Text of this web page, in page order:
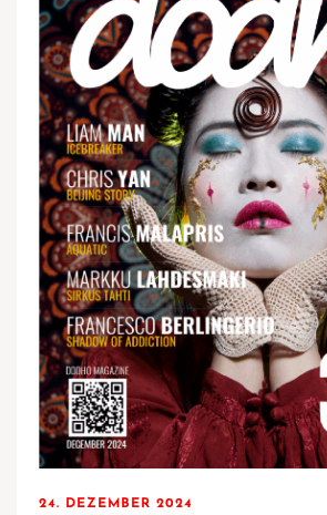
24. DEZEMBER 2024